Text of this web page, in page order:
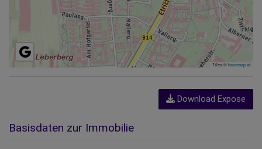
Tiles ©basemap.at
Download Expose
Basisdaten zur Immobilie